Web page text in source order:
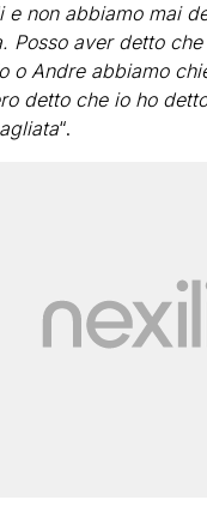
non abbiamo mai
Posso aver detto
o Andre abbiamo
detto che io ho
“.